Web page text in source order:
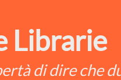
Librarie
di dire che